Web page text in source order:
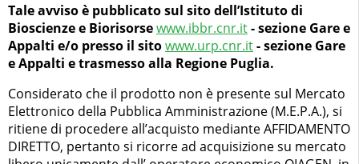
Tale avviso è pubblicato sul sito dell’Istituto di
Bioscienze e Biorisorsewww.ibbr.cnr.it- sezione Gare e
Appalti e/o presso il sitowww.urp.cnr.it- sezione Gare
e Appalti e trasmesso alla Regione Puglia.
Considerato che il prodotto non è presente sul Mercato
Elettronico della Pubblica Amministrazione (M.E.P.A.), si
ritiene di procedere all’acquisto mediante AFFIDAMENTO
DIRETTO, pertanto si ricorre ad acquisizione su mercato